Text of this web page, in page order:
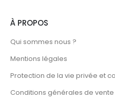
À PROPOS
Qui sommes nous ?
Mentions légales
Protection de la vie privée et
Conditions générales de vente